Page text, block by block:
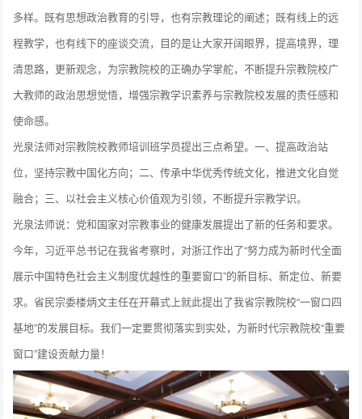
多样。既有思想政治教育的引导，也有宗教理论的阐述；既有线上的远
程教学，也有线下的座谈交流，目的是让大家开阔眼界，提高境界，理
清思路，更新观念，为宗教院校的正确办学掌舵，不断提升宗教院校广
大教师的政治思想觉悟，增强宗教学识素养与宗教院校发展的责任感和
使命感。
光泉法师对宗教院校教师培训班学员提出三点希望。一、提高政治站
位，坚持宗教中国化方向；二、传承中华优秀传统文化，推进文化自觉
融合；三、以社会主义核心价值观为引领，不断提升宗教学识。
光泉法师说：党和国家对宗教事业的健康发展提出了新的任务和要求。
今年，习近平总书记在我省考察时，对浙江作出了“努力成为新时代全面
展示中国特色社会主义制度优越性的重要窗口”的新目标、新定位、新要
求。省民宗委楼炳文主任在开幕式上就此提出了我省宗教院校“一窗口四
基地”的发展目标。我们一定要贯彻落实到实处，为新时代宗教院校“重要
窗口”建设贡献力量！